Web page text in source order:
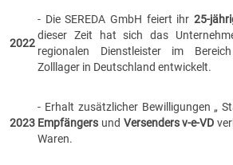
2022
- Die SEREDA GmbH feiert ihr 25-
dieser Zeit hat sich das
regionalen Dienstleister im
Zolllager in Deutschland entwickelt.
2023
- Erhalt zusätzlicher Bewilligungen „
Empfängers und Versenders v-e-VD
Waren.